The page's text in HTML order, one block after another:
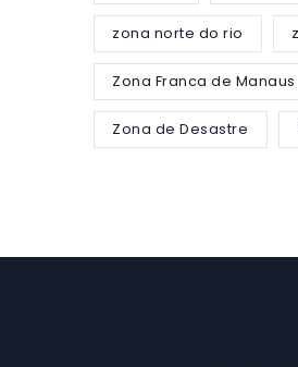
zona norte do rio
Zona Franca de Manaus
Zona de Desastre